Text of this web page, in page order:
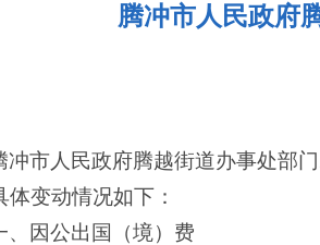
腾冲市人民政府
冲市人民政府腾越街道办事处部
体变动情况如下：
、因公出国（境）费